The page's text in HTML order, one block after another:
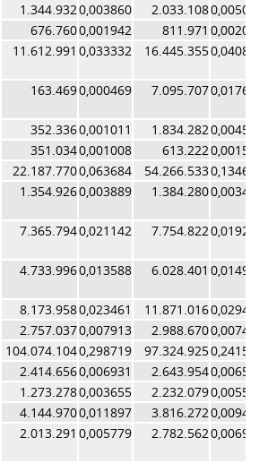
1.344.9320,003860 2.033.108
676.7600,001942 811.971
11.612.991 0,033332 16.445.355
163.4690,000469 7.095.707
352.3360,001011 1.834.282
351.0340,001008 613.222
22.187.7700,063684 54.266.533
1.354.9260,003889 1.384.280
7.365.7940,021142 7.754.822
4.733.9960,013588 6.028.401
8.173.9580,023461 11.871.016
2.757.0370,007913 2.988.670
104.074.1040,298719 97.324.925
2.414.6560,006931 2.643.954
1.273.2780,003655 2.232.079
4.144.9700,011897 3.816.272
2.013.291 0,005779 2.782.562